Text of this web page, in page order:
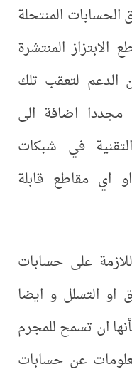
الحسابات المنتحلة
المنتشرة
الدعم لتعقب تلك
مجددا اضافة الى
في شبكات
اي مقاطع قابلة
على حسابات
او التسلل و ايضا
ان تسمح للمجرم
عن حسابات